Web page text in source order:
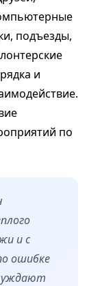
подъезды,
и
по
и с
ошибке